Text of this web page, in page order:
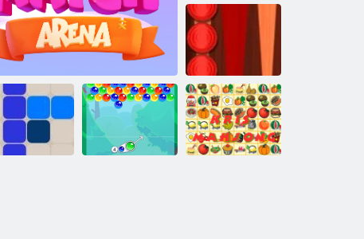
Jewels Blitz 3
Klasična
backgammon